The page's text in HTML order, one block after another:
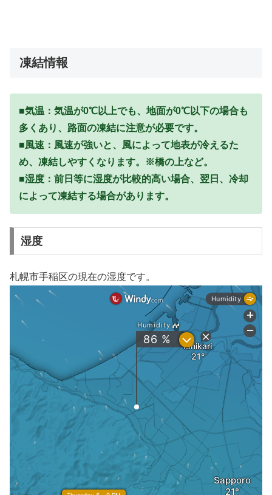
凍結情報
■気温：気温が0℃以上でも、地面が0℃以下の場合も
多くあり、路面の凍結に注意が必要です。
■風速：風速が強いと、風によって地表が冷えるた
め、凍結しやすくなります。※橋の上など。
■湿度：前日等に湿度が比較的高い場合、翌日、冷却
によって凍結する場合があります。
湿度
札幌市手稲区の現在の湿度です。